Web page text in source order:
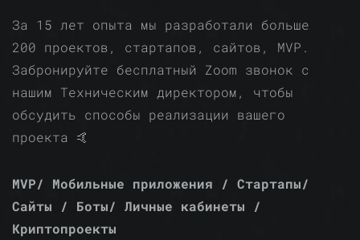
За 15 лет опыта мы разработали больше
200 проектов, стартапов, сайтов, MVP.
Забронируйте бесплатный Zoom звонок с
нашим Техническим директором, чтобы
обсудить способы реализации вашего
проекта 🤙
MVP/ Мобильные приложения / Стартапы/
Сайты / Боты/ Личные кабинеты /
Криптопроекты